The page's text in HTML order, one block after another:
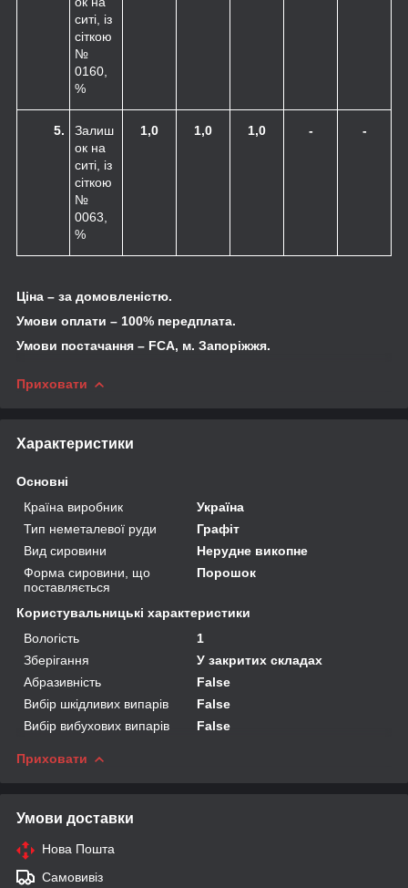
ситі, із
сіткою
№
0160,
%
5.
Залиш
ок на
ситі, із
сіткою
№
0063,
%
1,0 1,0 1,0 - -
Ціна – за домовленістю.
Умови оплати – 100% передплата.
Умови постачання – FCA, м. Запоріжжя.
Приховати
Характеристики
Основні
Країна виробник
Україна
Тип неметалевої руди
Графіт
Вид сировини
Нерудне викопне
Форма сировини, що
поставляється
Порошок
Користувальницькі характеристики
Вологість
1
Зберігання
У закритих складах
Абразивність
False
Вибір шкідливих випарів
False
Вибір вибухових випарів
False
Приховати
Умови доставки
Нова Пошта
Самовивіз